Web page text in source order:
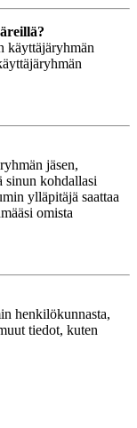
käyttäjäryhmän
jäsen,
sinun kohdallasi
ylläpitäjä saattaa
omista
henkilökunnasta,
tiedot, kuten